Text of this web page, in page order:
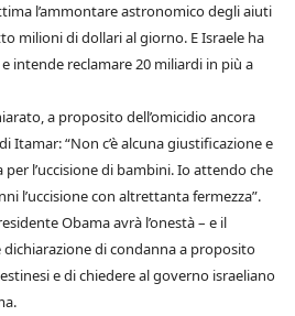
l’ammontare astronomico degli aiuti
milioni di dollari al giorno. E Israele ha
intende reclamare 20 miliardi in più a
a proposito dell’omicidio ancora
Itamar: “Non c’è alcuna giustificazione e
l’uccisione di bambini. Io attendo che
l’uccisione con altrettanta fermezza”.
Obama avrà l’onestà – e il
di condanna a proposito
e di chiedere al governo israeliano